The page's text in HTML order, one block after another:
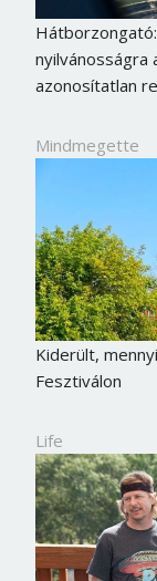
nyilvánosságra
azonosítatlan
Mindmegette
Kiderült,
Fesztiválon
Life